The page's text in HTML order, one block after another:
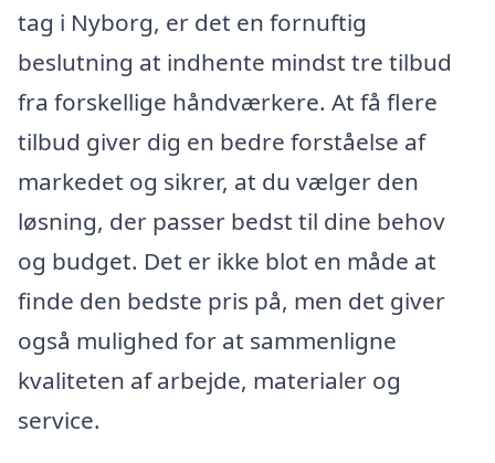
tag i Nyborg, er det en fornuftig
beslutning at indhente mindst tre tilbud
fra forskellige håndværkere. At få flere
tilbud giver dig en bedre forståelse af
markedet og sikrer, at du vælger den
løsning, der passer bedst til dine behov
og budget. Det er ikke blot en måde at
finde den bedste pris på, men det giver
også mulighed for at sammenligne
kvaliteten af arbejde, materialer og
service.